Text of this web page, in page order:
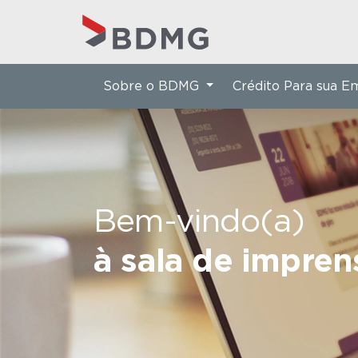
Bem-vindo(a)
à sala de
Sobre o BDMG Crédito Para sua